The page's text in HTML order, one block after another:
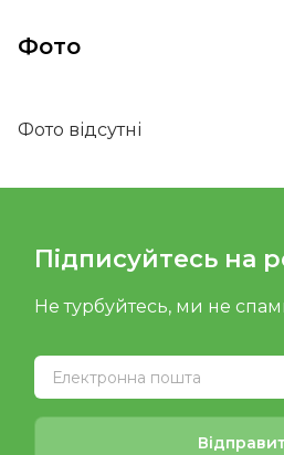
Фото
Фото відсутні
Підписуйтесь на
Не турбуйтесь, ми не